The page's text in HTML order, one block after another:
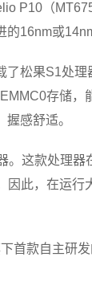
P10（
16nm或
松果S1处
存储，
感舒适。
这款处理
此，在运
首款自主研